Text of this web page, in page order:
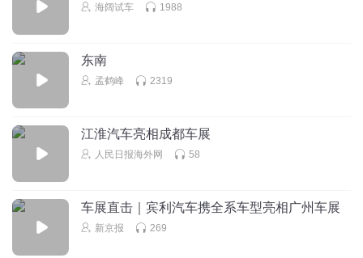
海阔试车 1988
东南
孟鹤峰 2319
江淮汽车亮相成都车展
人民日报海外网 58
车展直击｜宾利汽车携全系车型亮相广州车展
新京报 269